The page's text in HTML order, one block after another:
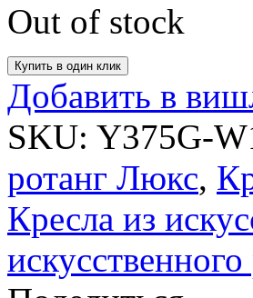
Out of stock
Купить в один клик
Добавить в
SKU: Y375G-
ротанг Люкс,
Кресла из
искусственного